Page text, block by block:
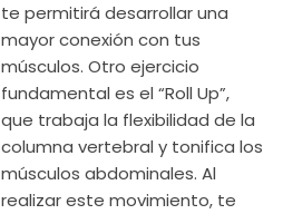
te permitirá desarrollar una
mayor conexión con tus
músculos. Otro ejercicio
fundamental es el “Roll Up”,
que trabaja la flexibilidad de la
columna vertebral y tonifica los
músculos abdominales. Al
realizar este movimiento, te